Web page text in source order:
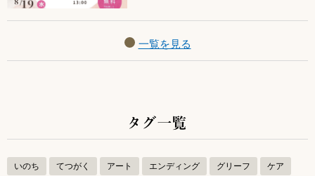
一覧を見る
タグ一覧
いのち てつがく アート エンディング グリーフ ケア